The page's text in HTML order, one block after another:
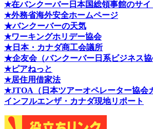
★在バンクーバー日本国総領事館のサイ
★外務省海外安全ホームページ
★バンクーバーの天気
★ワーキングホリデー協会
★日本・カナダ商工会議所
★企友会（バンクーバー日系ビジネス協
★ピアねっと
★居住用借家法
★JTOA（日本ツアーオペレーター協会
インフルエンザ・カナダ現地リポート